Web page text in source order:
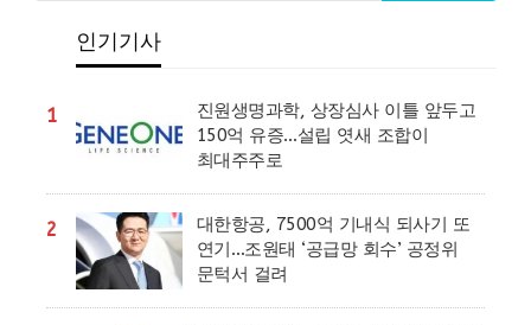
인기기사
1
진원생명과학, 상장심사 이틀 앞두고
150억 유증…설립 엿새 조합이
최대주주로
2
대한항공, 7500억 기내식 되사기 또
연기…조원태 ‘공급망 회수’ 공정위
문턱서 걸려